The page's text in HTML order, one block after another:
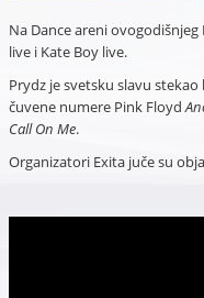
Na Dance areni
live i Kate Boy live.
Prydz je svetsku slavu
čuvene numere Pink Floyd
Call On Me.
Organizatori Exita juče su